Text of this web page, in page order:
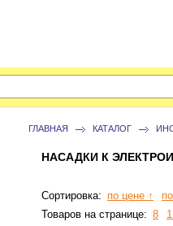
ГЛАВНАЯ КАТАЛОГ
НАСАДКИ К
Сортировка: по цене ↑
Товаров на странице: 8